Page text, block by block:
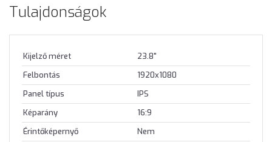
Tulajdonságok
Kijelző méret
23.8"
Felbontás
1920x1080
Panel típus
IPS
Képarány
16:9
Érintőképernyő
Nem